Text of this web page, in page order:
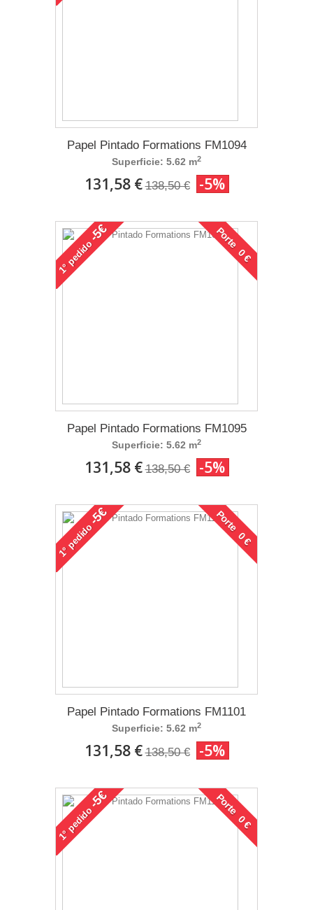
Papel Pintado Formations FM1094
Superficie: 5.62 m2
131,58 € 138,50 € -5%
1°
pedido
-5€ Porte 0 €
Papel Pintado Formations FM1095
Superficie: 5.62 m2
131,58 € 138,50 € -5%
1°
pedido
-5€ Porte 0 €
Papel Pintado Formations FM1101
Superficie: 5.62 m2
131,58 € 138,50 € -5%
1°
pedido
-5€ Porte 0 €